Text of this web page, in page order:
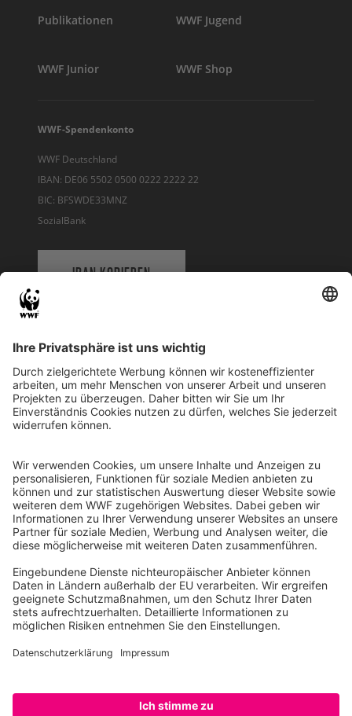
Publikationen WWF Jugend
WWF Junior WWF Shop
WWF-Spendenkonto
WWF Deutschland
IBAN: DE06 5502 0500 0222 2222 22
BIC: BFSWDE33MNZ
SozialBank
IBAN KOPIEREN
WWF Deutschland
Reinhardtstr. 18
10117 Berlin
Ihre Spende kann steuerlich geltend gemacht werden
Registriert als Stiftung WWF Deutschland, Senatsverwaltung für
Justiz Berlin, Az: 3416/976/2
Umsatzsteuer-Identifikationsnummer: DE 114236103
Freistellungsbescheid: Als gemeinnützige Körperschaft befreit
von der Körperschaftssteuer gem. §5 I 9 KStg. unter der
Steuernummer 27/641/09321